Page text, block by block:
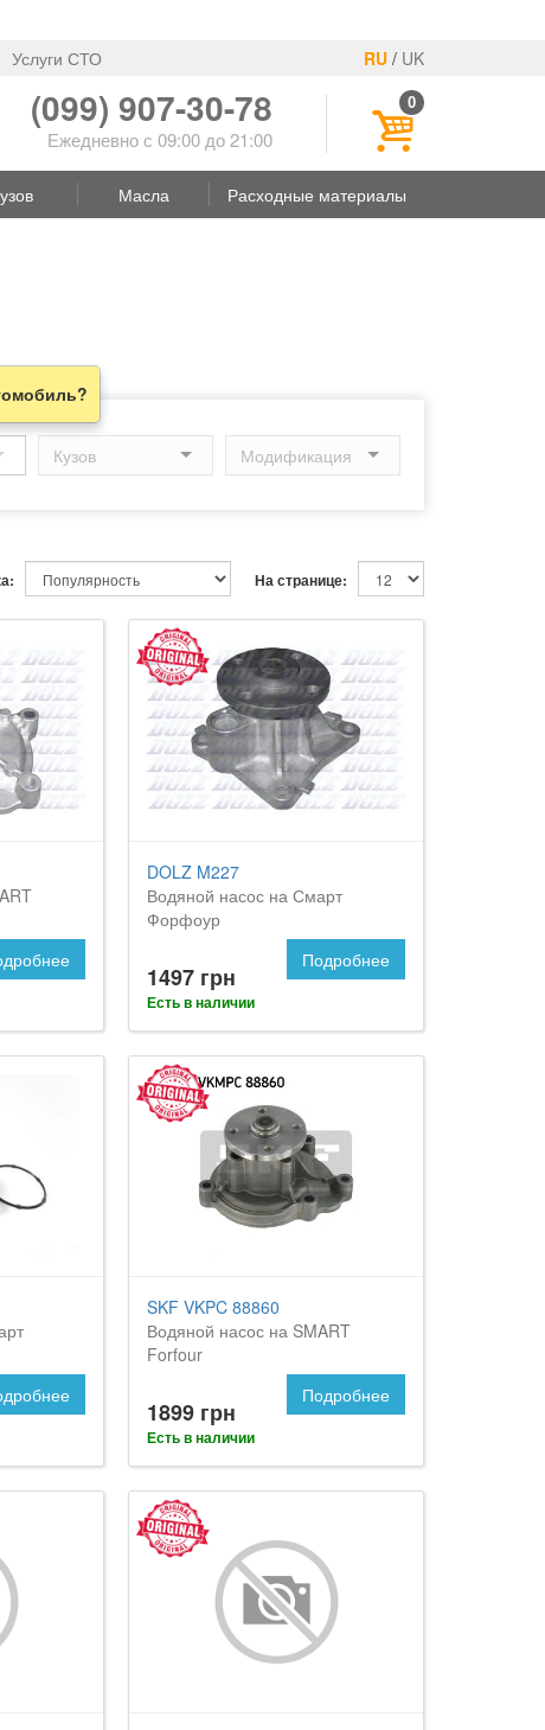
RU / UK
Услуги СТО
(099) 907-30-78
Ежедневно с 09:00 до 21:00
0
Масла Расходные материалы
На странице:
DOLZ M227
Водяной насос на Смарт
Форфоур
1497 грн
Есть в наличии
Подробнее
SKF VKPC 88860
Водяной насос на SMART
Forfour
1899 грн
Есть в наличии
Подробнее